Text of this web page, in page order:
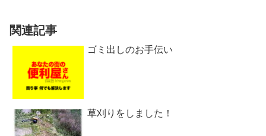
関連記事
ゴミ出しのお手伝い
草刈りをしました！